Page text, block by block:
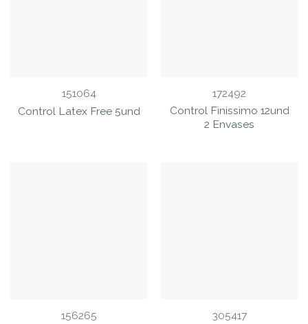
151064
Control Latex Free 5und
172492
Control Finissimo 12und
2 Envases
156265
305417